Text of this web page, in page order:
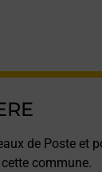
de Poste et
commune.